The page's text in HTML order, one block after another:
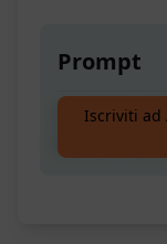
Prompt
Ottimizza
parola
Iscriviti ad